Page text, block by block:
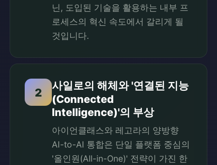
닌, 도입된 기술을 활용하는 내부 프
로세스의 혁신 속도에서 갈리게 될
것입니다.
2
사일로의 해체와 '연결된 지능
(Connected
Intelligence)'의 부상
아이언클래스와 레고라의 양방향
AI-to-AI 통합은 단일 플랫폼 중심의
'올인원(All-in-One)' 전략이 가진 한